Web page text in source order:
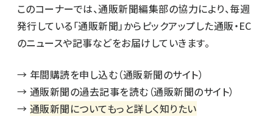
このコーナーでは、通販新聞編集部の協力により、毎週
発行している「通販新聞」からピックアップした通販・EC
のニュースや記事などをお届けしていきます。
→ 年間購読を申し込む（通販新聞のサイト）
→ 通販新聞の過去記事を読む（通販新聞のサイト）
→ 通販新聞についてもっと詳しく知りたい